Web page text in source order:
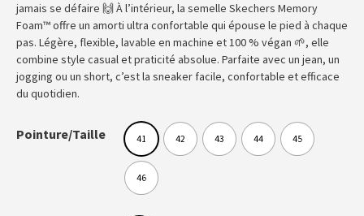
jamais se défaire 🙌 À l’intérieur, la semelle Skechers Memory
Foam™ offre un amorti ultra confortable qui épouse le pied à chaque
pas. Légère, flexible, lavable en machine et 100 % végan 🌱, elle
combine style casual et praticité absolue. Parfaite avec un jean, un
jogging ou un short, c’est la sneaker facile, confortable et efficace
du quotidien.
Pointure/Taille 41 42 43 44 45
46